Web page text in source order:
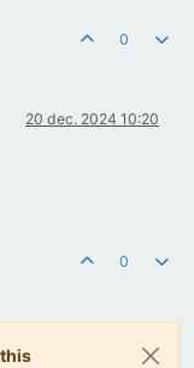
0
20 dec. 2024 10:20
0